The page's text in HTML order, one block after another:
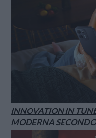
INNOVATION IN
MODERNA